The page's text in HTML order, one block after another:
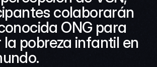
colaborarán
ONG para
pobreza infantil en